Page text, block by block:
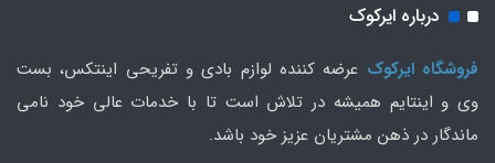
درباره ایرکوک
فروشگاه ایرکوک عرضه کننده لوازم بادی و تفریحی اینتکس، بست
وی و اینتایم همیشه در تلاش است تا با خدمات عالی خود نامی
ماندگار در ذهن مشتریان عزیز خود باشد.